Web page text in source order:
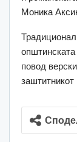
Моника
повод
заштитникот